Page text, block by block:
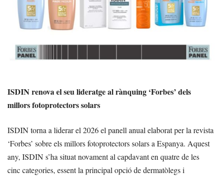
ISDIN renova el seu lideratge al rànquing ‘Forbes’ dels
millors fotoprotectors solars
ISDIN torna a liderar el 2026 el panell anual elaborat per la revista
‘Forbes’ sobre els millors fotoprotectors solars a Espanya. Aquest
any, ISDIN s’ha situat novament al capdavant en quatre de les
cinc categories, essent la principal opció de dermatòlegs i